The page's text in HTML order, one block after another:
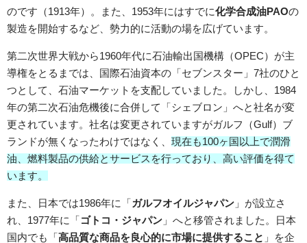
のです（1913年）。また、1953年にはすでに化学合成油PAOの
製造を開始するなど、勢力的に活動の場を広げています。
第二次世界大戦から1960年代に石油輸出国機構（OPEC）が主
導権をとるまでは、国際石油資本の「セブンスター」7社のひと
つとして、石油マーケットを支配していました。しかし、1984
年の第二次石油危機後に合併して「シェブロン」へと社名が変
更されています。社名は変更されていますがガルフ（Gulf）ブ
ランドが無くなったわけではなく、 現在も100ヶ国以上で潤滑
油、燃料製品の供給とサービスを行っており、高い評価を得て
います。
また、日本では1986年に「 ガルフオイルジャパン 」が設立さ
れ、1977年に「 ゴトコ・ジャパン 」へと移管されました。日本
国内でも「高品質な商品を良心的に市場に提供すること 」を企